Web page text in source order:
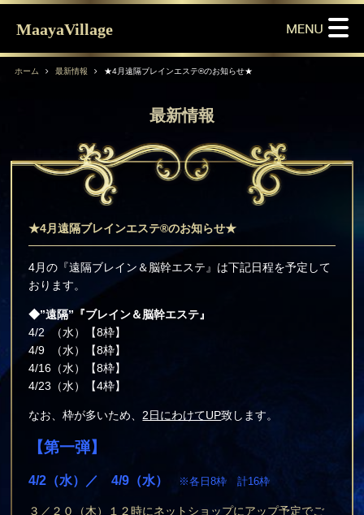
MaayaVillage
ホーム 最新情報 ★4月遠隔ブレインエステ®のお知らせ★
最新情報
★4月遠隔ブレインエステ®のお知らせ★
4月の『遠隔ブレイン＆脳幹エステ』は下記日程を予定して
おります。
◆”遠隔”『ブレイン＆脳幹エステ』
4/2 （水）【8枠】
4/9 （水）【8枠】
4/16（水）【8枠】
4/23（水）【4枠】
なお、枠が多いため、 2日にわけてUP致します。
【第一弾】
4/2（水）／ 4/9（水） ※各日8枠 計16枠
３／２０（木）１２時にネットショップにアップ予定でご